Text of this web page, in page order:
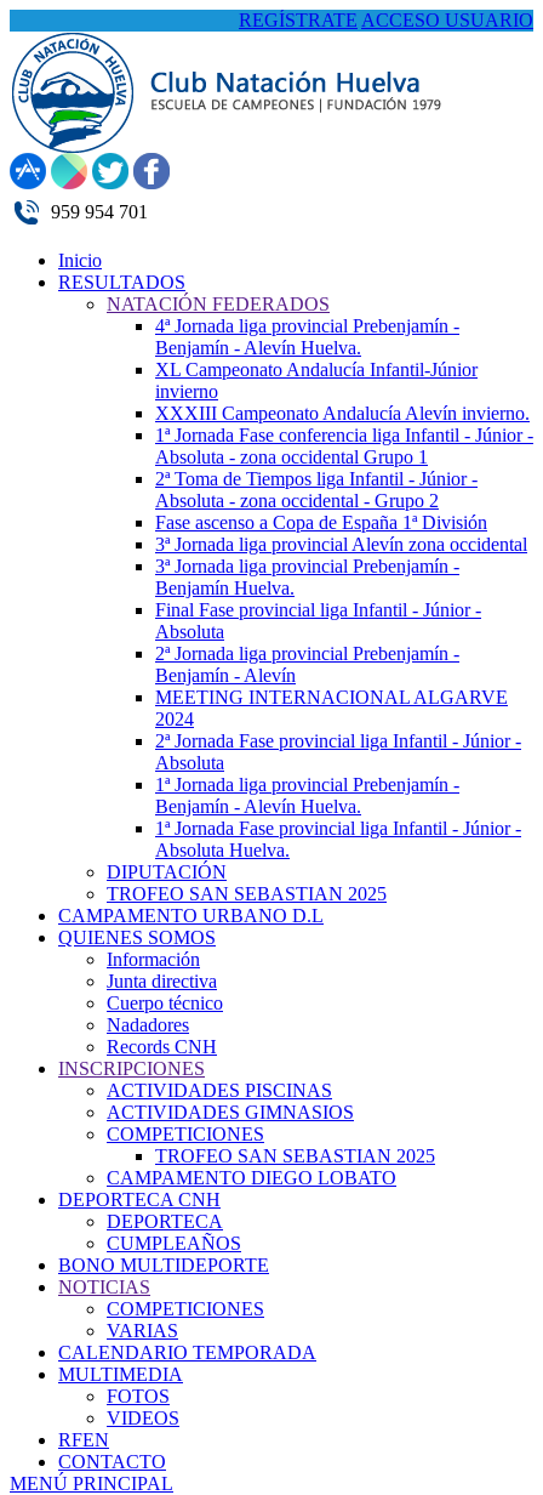
REGÍSTRATE ACCESO USUARIO
959 954 701
Inicio
RESULTADOS
NATACIÓN FEDERADOS
4ª Jornada liga provincial Prebenjamín -
Benjamín - Alevín Huelva.
XL Campeonato Andalucía Infantil-Júnior
invierno
XXXIII Campeonato Andalucía Alevín invierno.
1ª Jornada Fase conferencia liga Infantil - Júnior -
Absoluta - zona occidental Grupo 1
2ª Toma de Tiempos liga Infantil - Júnior -
Absoluta - zona occidental - Grupo 2
Fase ascenso a Copa de España 1ª División
3ª Jornada liga provincial Alevín zona occidental
3ª Jornada liga provincial Prebenjamín -
Benjamín Huelva.
Final Fase provincial liga Infantil - Júnior -
Absoluta
2ª Jornada liga provincial Prebenjamín -
Benjamín - Alevín
MEETING INTERNACIONAL ALGARVE
2024
2ª Jornada Fase provincial liga Infantil - Júnior -
Absoluta
1ª Jornada liga provincial Prebenjamín -
Benjamín - Alevín Huelva.
1ª Jornada Fase provincial liga Infantil - Júnior -
Absoluta Huelva.
DIPUTACIÓN
TROFEO SAN SEBASTIAN 2025
CAMPAMENTO URBANO D.L
QUIENES SOMOS
Información
Junta directiva
Cuerpo técnico
Nadadores
Records CNH
INSCRIPCIONES
ACTIVIDADES PISCINAS
ACTIVIDADES GIMNASIOS
COMPETICIONES
TROFEO SAN SEBASTIAN 2025
CAMPAMENTO DIEGO LOBATO
DEPORTECA CNH
DEPORTECA
CUMPLEAÑOS
BONO MULTIDEPORTE
NOTICIAS
COMPETICIONES
VARIAS
CALENDARIO TEMPORADA
MULTIMEDIA
FOTOS
VIDEOS
RFEN
CONTACTO
MENÚ PRINCIPAL